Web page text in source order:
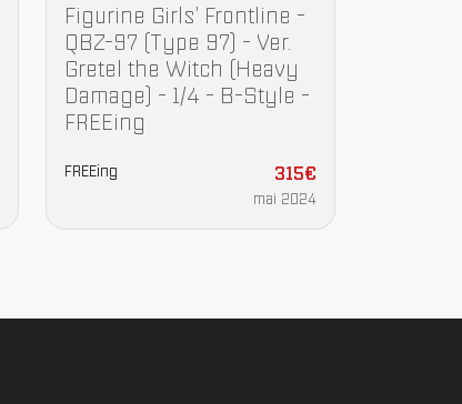
Figurine Girls' Frontline -
QBZ-97 (Type 97) - Ver.
Gretel the Witch (Heavy
Damage) - 1/4 - B-Style -
FREEing
FREEing 315€
mai 2024